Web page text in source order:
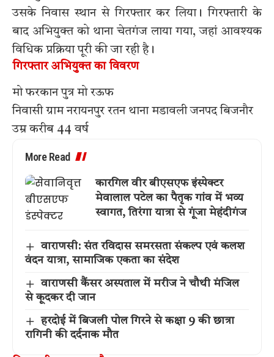
उसके निवास स्थान से गिरफ्तार कर लिया। गिरफ्तारी के
बाद अभियुक्त को थाना चेतगंज लाया गया, जहां आवश्यक
विधिक प्रक्रिया पूरी की जा रही है।
गिरफ्तार अभियुक्त का विवरण
मो फरकान पुत्र मो रऊफ
निवासी ग्राम नरायनपुर रतन थाना मडावली जनपद बिजनौर
उम्र करीब 44 वर्ष
More Read
कारगिल वीर बीएसएफ इंस्पेक्टर
मेवालाल पटेल का पैतृक गांव में भव्य
स्वागत, तिरंगा यात्रा से गूंजा मेहंदीगंज
वाराणसी: संत रविदास समरसता संकल्प एवं कलश
वंदन यात्रा, सामाजिक एकता का संदेश
वाराणसी कैंसर अस्पताल में मरीज ने चौथी मंजिल
से कूदकर दी जान
हरदोई में बिजली पोल गिरने से कक्षा 9 की छात्रा
रागिनी की दर्दनाक मौत